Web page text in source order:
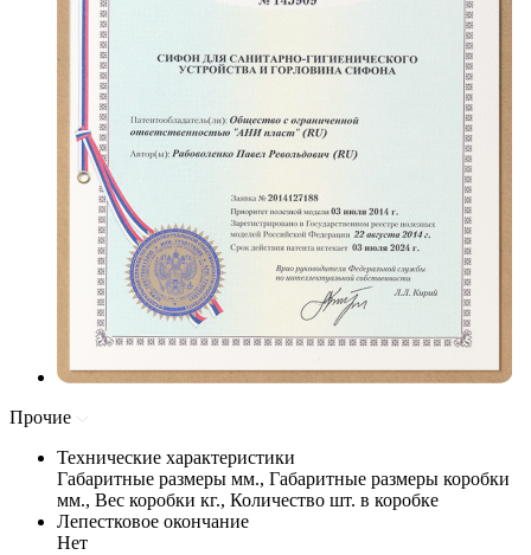
Прочие
Технические характеристики
Габаритные размеры мм., Габаритные размеры коробки
мм., Вес коробки кг., Количество шт. в коробке
Лепестковое окончание
Нет